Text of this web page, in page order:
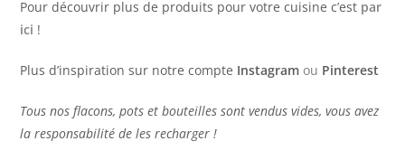
Pour découvrir plus de produits pour votre cuisine c’est par
ici !
Plus d’inspiration sur notre compte Instagram ou Pinterest
Tous nos flacons, pots et bouteilles sont vendus vides, vous avez
la responsabilité de les recharger !